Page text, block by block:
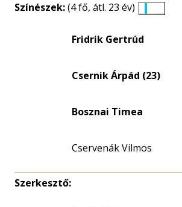
Színészek:(4 fő, átl. 23 év)
Fridrik Gertrúd
Csernik Árpád (23)
Bosznai Timea
Cservenák Vilmos
Szerkesztő: